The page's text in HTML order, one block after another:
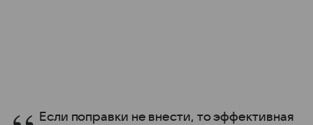
Если поправки не внести, то эффективная